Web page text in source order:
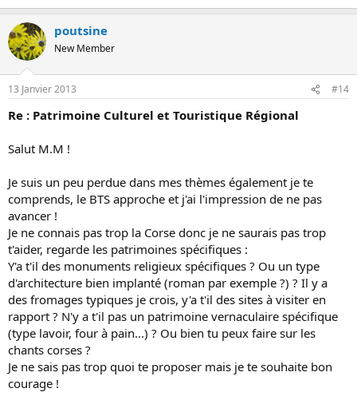
poutsine
New Member
13 Janvier 2013 #14
Re : Patrimoine Culturel et Touristique Régional
Salut M.M !
Je suis un peu perdue dans mes thèmes également je te
comprends, le BTS approche et j'ai l'impression de ne pas
avancer !
Je ne connais pas trop la Corse donc je ne saurais pas trop
t'aider, regarde les patrimoines spécifiques :
Y'a t'il des monuments religieux spécifiques ? Ou un type
d'architecture bien implanté (roman par exemple ?) ? Il y a
des fromages typiques je crois, y'a t'il des sites à visiter en
rapport ? N'y a t'il pas un patrimoine vernaculaire spécifique
(type lavoir, four à pain...) ? Ou bien tu peux faire sur les
chants corses ?
Je ne sais pas trop quoi te proposer mais je te souhaite bon
courage !